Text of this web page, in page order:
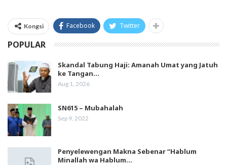
Kongsi Facebook Twitter
POPULAR
Skandal Tabung Haji: Amanah Umat yang Jatuh
ke Tangan…
Aug 1, 2026
SN615 – Mubahalah
Sep 9, 2022
Penyelewengan Makna Sebenar “Hablum
Minallah wa Hablum…